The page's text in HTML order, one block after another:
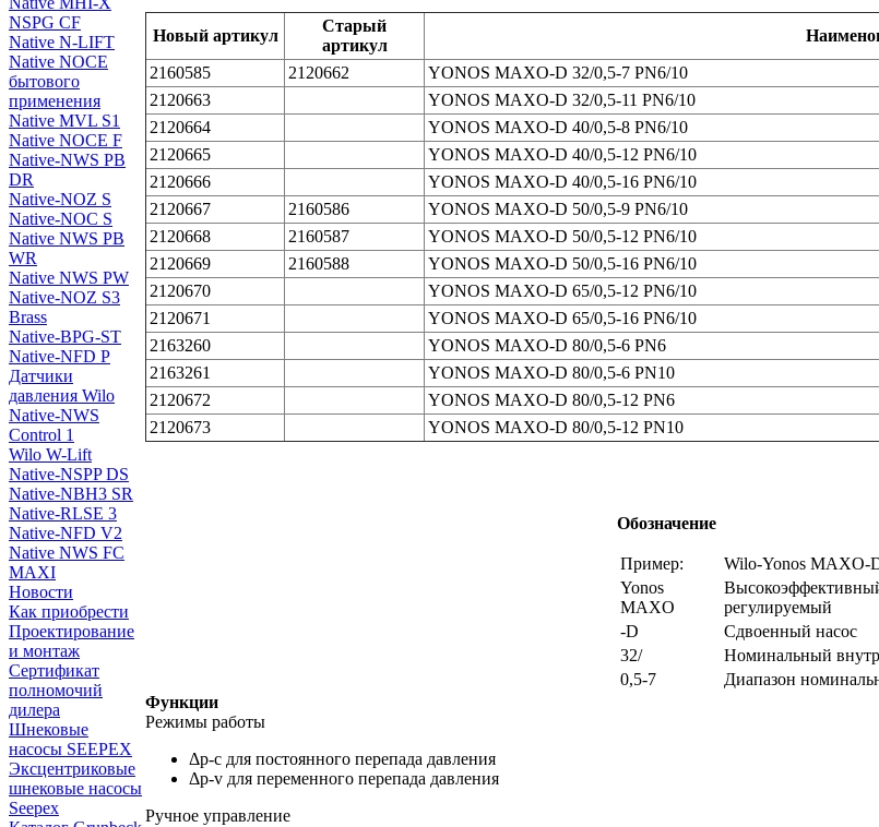
NSPG CF
Native N-LIFT
Native NOCE
бытового
применения
Native MVL S1
Native NOCE F
Native-NWS PB
DR
Native-NOZ S
Native-NOC S
Native NWS PB
WR
Native NWS PW
Native-NOZ S3
Brass
Native-BPG-ST
Native-NFD P
Датчики
давления Wilo
Native-NWS
Control 1
Wilo W-Lift
Native-NSPP DS
Native-NBH3 SR
Native-RLSE 3
Native-NFD V2
Native NWS FC
MAXI
Новости
Как приобрести
Проектирование
и монтаж
Сертификат
полномочий
дилера
Шнековые
насосы SEEPEX
Эксцентриковые
шнековые насосы
Seepex
Новый артикул
Старый
артикул
2160585
2120662 YONOS MAXO-D 32/0,5-7 PN6/10
2120663
YONOS MAXO-D 32/0,5-11 PN6/10
2120664
YONOS MAXO-D 40/0,5-8 PN6/10
2120665
YONOS MAXO-D 40/0,5-12 PN6/10
2120666
YONOS MAXO-D 40/0,5-16 PN6/10
2120667
2160586 YONOS MAXO-D 50/0,5-9 PN6/10
2120668
2160587 YONOS MAXO-D 50/0,5-12 PN6/10
2120669
2160588 YONOS MAXO-D 50/0,5-16 PN6/10
2120670
YONOS MAXO-D 65/0,5-12 PN6/10
2120671
YONOS MAXO-D 65/0,5-16 PN6/10
2163260
YONOS MAXO-D 80/0,5-6 PN6
2163261
YONOS MAXO-D 80/0,5-6 PN10
2120672
YONOS MAXO-D 80/0,5-12 PN6
2120673
YONOS MAXO-D 80/0,5-12 PN10
Обозначение
Пример:
Wilo-Yonos MAXO-
Yonos
MAXO
регулируемый
-D
Сдвоенный насос
32/
Номинальный
0,5-7
Диапазон
Функции
Режимы работы
Δp‐c для постоянного перепада давления
Δp‐v для переменного перепада давления
Ручное управление